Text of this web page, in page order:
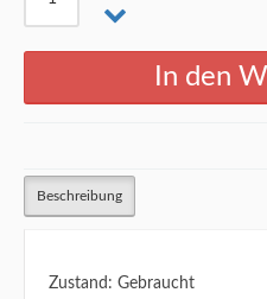
Beschreibung
Zustand: Gebraucht